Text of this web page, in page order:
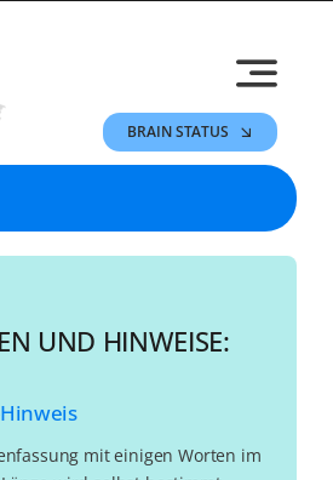
BRAIN STATUS
UND HINWEISE:
mit einigen Worten im